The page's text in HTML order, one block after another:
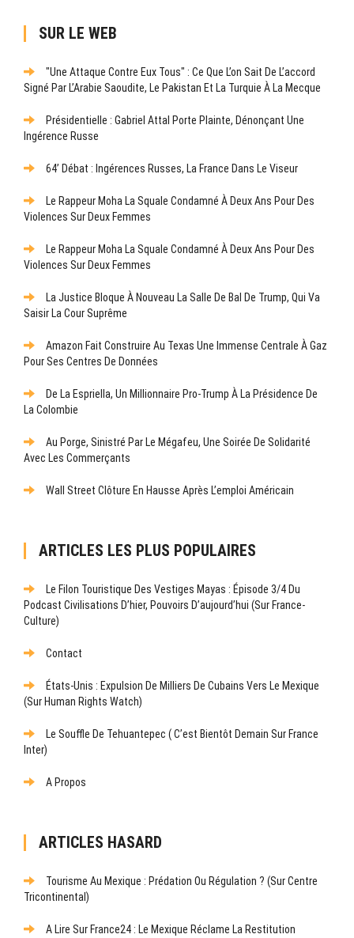
SUR LE WEB
"Une Attaque Contre Eux Tous" : Ce Que L’on Sait De L’accord
Signé Par L’Arabie Saoudite, Le Pakistan Et La Turquie À La Mecque
Présidentielle : Gabriel Attal Porte Plainte, Dénonçant Une
Ingérence Russe
64’ Débat : Ingérences Russes, La France Dans Le Viseur
Le Rappeur Moha La Squale Condamné À Deux Ans Pour Des
Violences Sur Deux Femmes
Le Rappeur Moha La Squale Condamné À Deux Ans Pour Des
Violences Sur Deux Femmes
La Justice Bloque À Nouveau La Salle De Bal De Trump, Qui Va
Saisir La Cour Suprême
Amazon Fait Construire Au Texas Une Immense Centrale À Gaz
Pour Ses Centres De Données
De La Espriella, Un Millionnaire Pro-Trump À La Présidence De
La Colombie
Au Porge, Sinistré Par Le Mégafeu, Une Soirée De Solidarité
Avec Les Commerçants
Wall Street Clôture En Hausse Après L’emploi Américain
ARTICLES LES PLUS POPULAIRES
Le Filon Touristique Des Vestiges Mayas : Épisode 3/4 Du
Podcast Civilisations D’hier, Pouvoirs D’aujourd’hui (sur France-
Culture)
Contact
États-Unis : Expulsion De Milliers De Cubains Vers Le Mexique
(sur Human Rights Watch)
Le Souffle De Tehuantepec ( C’est Bientôt Demain Sur France
Inter)
A Propos
ARTICLES HASARD
Tourisme Au Mexique : Prédation Ou Régulation ? (Sur Centre
Tricontinental)
A Lire Sur France24 : Le Mexique Réclame La Restitution